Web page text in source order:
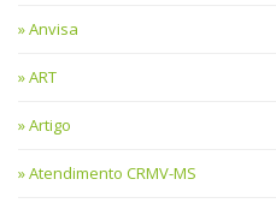
Anvisa
ART
Artigo
Atendimento CRMV-MS